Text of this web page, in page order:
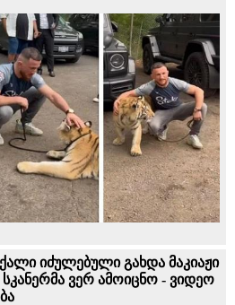
იძულებული გახდა მაკიაჟი
ვერ ამოიცნო - ვიდეო